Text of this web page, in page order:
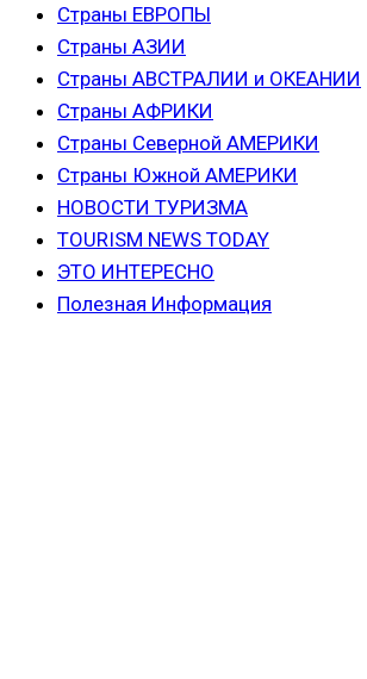
Страны ЕВРОПЫ
Страны АЗИИ
Страны АВСТРАЛИИ и ОКЕАНИИ
Страны АФРИКИ
Страны Северной АМЕРИКИ
Страны Южной АМЕРИКИ
НОВОСТИ ТУРИЗМА
TOURISM NEWS TODAY
ЭТО ИНТЕРЕСНО
Полезная Информация